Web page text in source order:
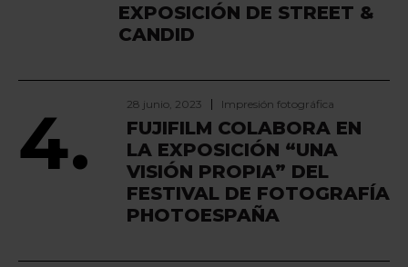
EXPOSICIÓN DE STREET &
CANDID
4. 28 junio, 2023 Impresión fotográfica
FUJIFILM COLABORA EN
LA EXPOSICIÓN “UNA
VISIÓN PROPIA” DEL
FESTIVAL DE FOTOGRAFÍA
PHOTOESPAÑA